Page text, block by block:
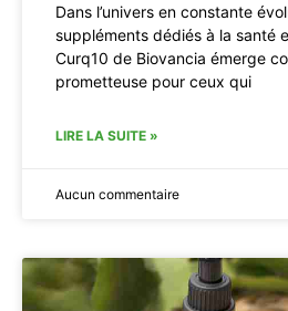
Dans l’univers en constante
suppléments dédiés à la santé
Curq10 de Biovancia émerge
prometteuse pour ceux qui
LIRE LA SUITE »
Aucun commentaire